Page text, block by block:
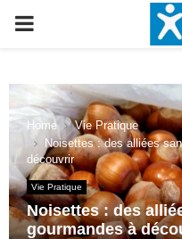
PRIMARY
Home
Vie Pratique
Noisettes : des alliées
découvrir
Vie Pratique
Noisettes : des
gourmandes à